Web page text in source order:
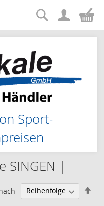
Sport-
Suche
SINGEN |